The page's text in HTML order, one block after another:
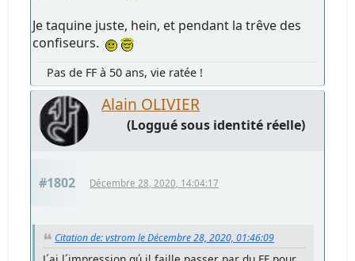
Je taquine juste, hein, et pendant la trêve des
confiseurs.
Pas de FF à 50 ans, vie ratée !
Alain OLIVIER
(Loggué sous identité réelle)
#1802 Décembre 28, 2020, 14:04:17
Citation de: vstrom le Décembre 28, 2020, 01:46:09